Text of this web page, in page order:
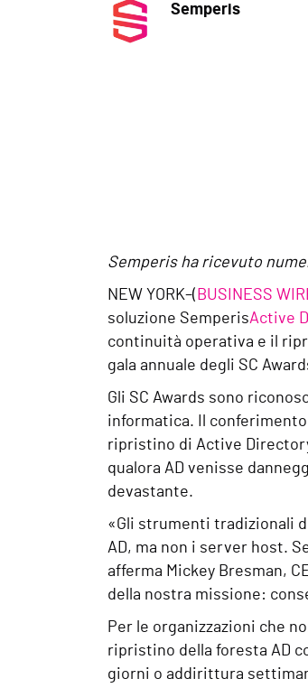
Semperis
Semperis ha ricevuto
NEW YORK–( BUSINESS
soluzione SemperisActive
continuità operativa e il
gala annuale degli SC
Gli SC Awards sono
informatica. Il
ripristino di Active
qualora AD venisse
devastante.
«Gli strumenti tradizionali
AD, ma non i server host.
afferma Mickey Bresman,
della nostra missione:
Per le organizzazioni che
ripristino della foresta AD
giorni o addirittura